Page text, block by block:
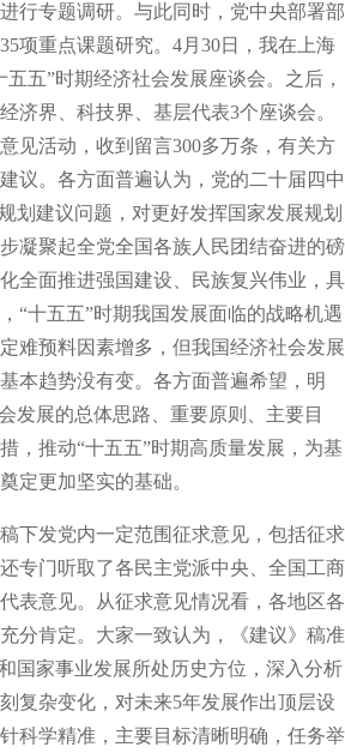
行专题调研。与此同时，党中央部署部
项重点课题研究。4月30日，我在上海
五”时期经济社会发展座谈会。之后，
济界、科技界、基层代表3个座谈会。
见活动，收到留言300多万条，有关方
议。各方面普遍认为，党的二十届四中
划建议问题，对更好发挥国家发展规划
凝聚起全党全国各族人民团结奋进的磅
全面推进强国建设、民族复兴伟业，具
“十五五”时期我国发展面临的战略机遇
难预料因素增多，但我国经济社会发展
本趋势没有变。各方面普遍希望，明
发展的总体思路、重要原则、主要目
，推动“十五五”时期高质量发展，为基
定更加坚实的基础。
发党内一定范围征求意见，包括征求
专门听取了各民主党派中央、全国工商
表意见。从征求意见情况看，各地区各
分肯定。大家一致认为，《建议》稿准
国家事业发展所处历史方位，深入分析
复杂变化，对未来5年发展作出顶层设
科学精准，主要目标清晰明确，任务举